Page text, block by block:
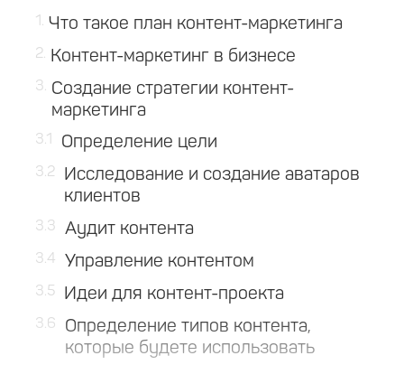
1 Что такое план контент-маркетинга
2 Контент-маркетинг в бизнесе
3
Создание стратегии контент-
маркетинга
3.1 Определение цели
3.2
Исследование и создание аватаров
клиентов
3.3 Аудит контента
3.4 Управление контентом
3.5 Идеи для контент-проекта
3.6
Определение типов контента,
которые будете использовать